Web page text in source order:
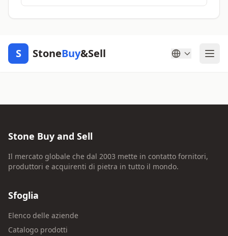
S StoneBuy&Sell
Stone Buy and Sell
Il mercato globale che dal 2003 mette in contatto fornitori,
produttori e acquirenti di pietra in tutto il mondo.
Sfoglia
Elenco delle aziende
Catalogo prodotti